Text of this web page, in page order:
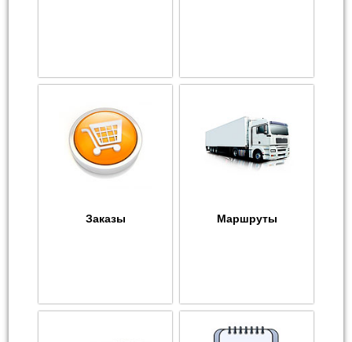
Заказы Маршруты